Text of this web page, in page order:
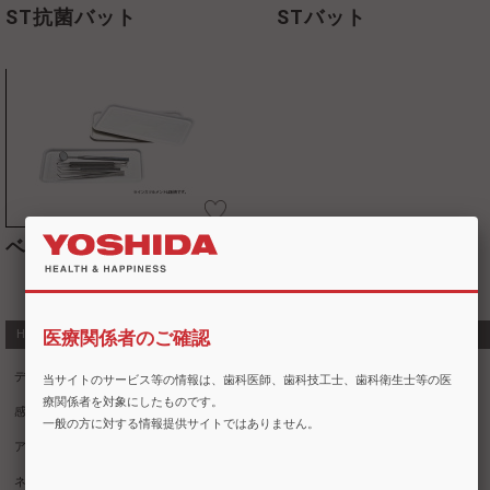
ST抗菌バット STバット
ベストバット
Hot Topics
デュール グローブ エンド 手指の洗浄消毒 個人防護具
感染対策 チェアサイド
アンジェラスホーム
ネクストビジョン搭載対応ユニット
医療関係者のご確認
当サイトのサービス等の情報は、歯科医師、歯科技工士、歯科衛生士等の医
療関係者を対象にしたものです。
一般の方に対する情報提供サイトではありません。